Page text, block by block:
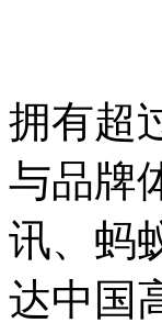
拥有超
与品牌
讯、蚂
达中国